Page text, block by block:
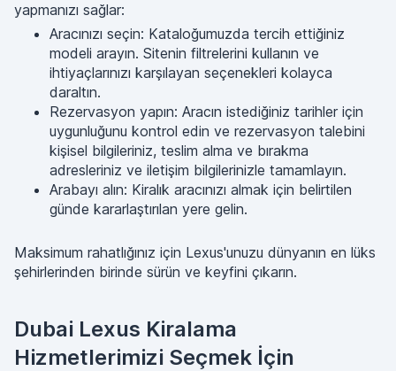
yapmanızı sağlar:
Aracınızı seçin: Kataloğumuzda tercih ettiğiniz
modeli arayın. Sitenin filtrelerini kullanın ve
ihtiyaçlarınızı karşılayan seçenekleri kolayca
daraltın.
Rezervasyon yapın: Aracın istediğiniz tarihler için
uygunluğunu kontrol edin ve rezervasyon talebini
kişisel bilgileriniz, teslim alma ve bırakma
adresleriniz ve iletişim bilgilerinizle tamamlayın.
Arabayı alın: Kiralık aracınızı almak için belirtilen
günde kararlaştırılan yere gelin.
Maksimum rahatlığınız için Lexus'unuzu dünyanın en lüks
şehirlerinden birinde sürün ve keyfini çıkarın.
Dubai Lexus Kiralama
Hizmetlerimizi Seçmek İçin